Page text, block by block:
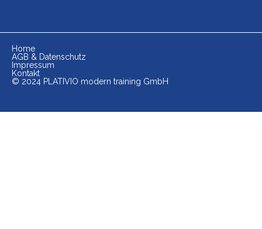
Home
AGB & Datenschutz
Impressum
Kontakt
© 2024 PLATIVIO modern training GmbH